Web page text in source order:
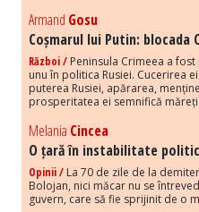
Armand Gosu
Coșmarul lui Putin: blocada
Război / Peninsula Crimeea a
unu în politica Rusiei. Cucerirea
puterea Rusiei, apărarea,
prosperitatea ei semnifică
Melania Cincea
O țară în instabilitate
Opinii / La 70 de zile de la
Bolojan, nici măcar nu se
guvern, care să fie sprijinit de o